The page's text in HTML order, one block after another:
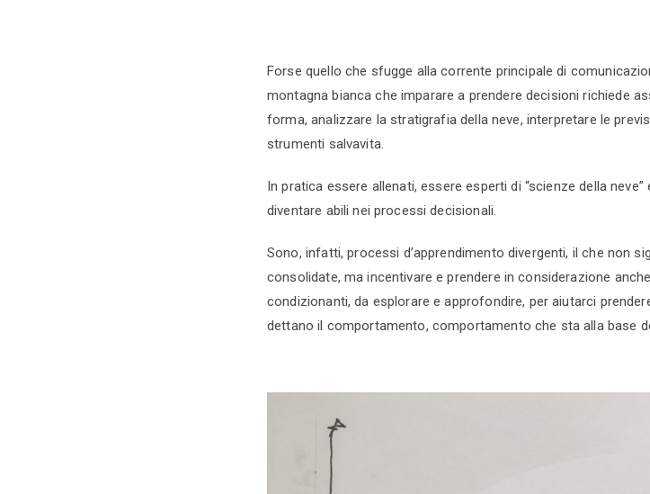
Forse quello che sfugge alla corrente principale di
montagna bianca che imparare a prendere decisioni richiede
forma, analizzare la stratigrafia della neve, interpretare le
strumenti salvavita.
In pratica essere allenati, essere esperti di “scienze della
diventare abili nei processi decisionali.
Sono, infatti, processi d’apprendimento divergenti, il che non
consolidate, ma incentivare e prendere in considerazione
condizionanti, da esplorare e approfondire, per aiutarci
dettano il comportamento, comportamento che sta alla base